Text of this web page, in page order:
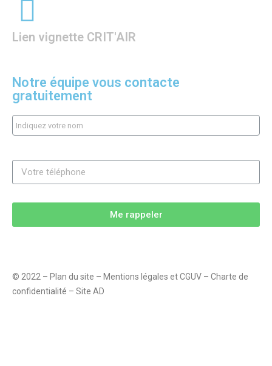
Lien vignette CRIT'AIR
Notre équipe vous contacte
gratuitement
Me rappeler
© 2022 – Plan du site – Mentions légales et CGUV – Charte de
confidentialité – Site AD